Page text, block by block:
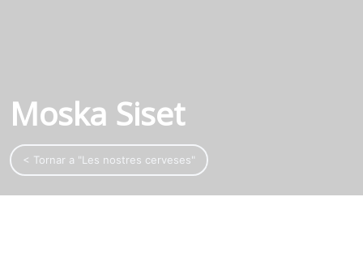
Moska Siset
< Tornar a "Les nostres cerveses"